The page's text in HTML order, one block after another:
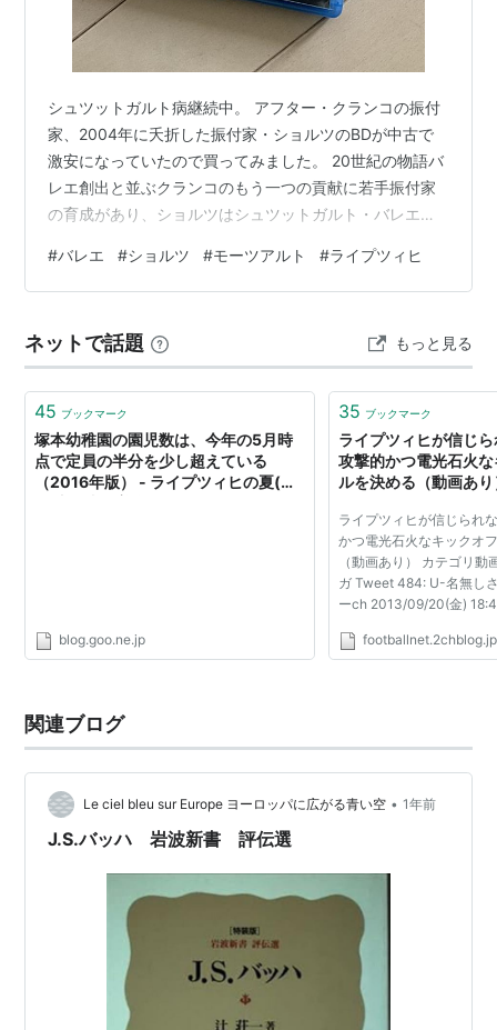
シュツットガルト病継続中。 アフター・クランコの振付
家、2004年に夭折した振付家・ショルツのBDが中古で
激安になっていたので買ってみました。 20世紀の物語バ
レエ創出と並ぶクランコのもう一つの貢献に若手振付家
の育成があり、ショルツはシュツットガルト・バレエ出
たことがあるけど…、という感じで、最近聞かないのは
亡くなっていたからで、それも良くわかっていなかっ
ううっすらとした記憶の誤解があり、昨年のマラーホフ
祭りの時に買った「ドイツ語圏ダンサー3選」DVDで唯一
ピンときていなかった木村キヨコさん…
#バレエ #ショルツ #モーツアルト #ライプツィヒ
ネットで話題 もっと見る
45 ブックマーク
塚本幼稚園の園児数は、今年の5月時
点で定員の半分を少し超えている
（2016年版） - ライプツィヒの夏(別
blog.goo.ne.jp
35 ブックマーク
ライプツィヒが信じ
攻撃的かつ電光石火
ルを決める（動画あ
ライプツィヒが信じられ
かつ電光石火なキックオ
（動画あり） カテゴリ
ガ Tweet 484: U-名無し
ーch 2013/09/20(金)
september 2013 1 0
footballnet.2chblog.jp
関連ブログ
Le ciel bleu sur Europe ヨーロッパに広がる青い空 • 1年前
J.S.バッハ 岩波新書 評伝選